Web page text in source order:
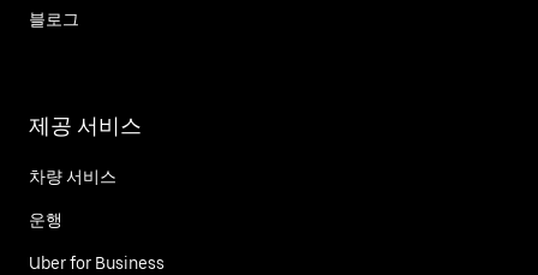
블로그
제공 서비스
차량 서비스
운행
Uber for Business